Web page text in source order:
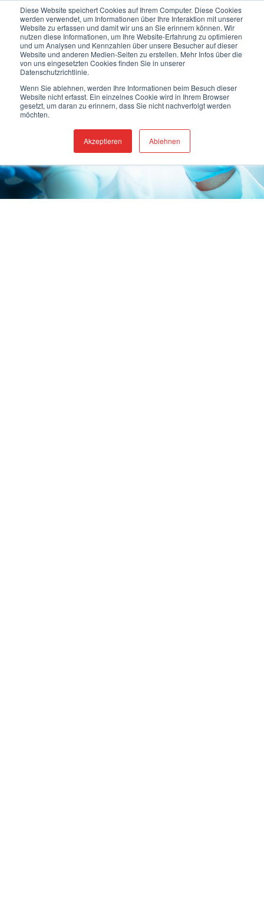
Diese Website speichert Cookies auf Ihrem Computer. Diese Cookies
werden verwendet, um Informationen über Ihre Interaktion mit unserer
Website zu erfassen und damit wir uns an Sie erinnern können. Wir
nutzen diese Informationen, um Ihre Website-Erfahrung zu optimieren
und um Analysen und Kennzahlen über unsere Besucher auf dieser
Website und anderen Medien-Seiten zu erstellen. Mehr Infos über die
von uns eingesetzten Cookies finden Sie in unserer
Datenschutzrichtlinie.
Wenn Sie ablehnen, werden Ihre Informationen beim Besuch dieser
Website nicht erfasst. Ein einzelnes Cookie wird in Ihrem Browser
gesetzt, um daran zu erinnern, dass Sie nicht nachverfolgt werden
möchten.
Akzeptieren Ablehnen
Inhalt
springen
Herzlich willkommen auf unserer neuen Webseite!